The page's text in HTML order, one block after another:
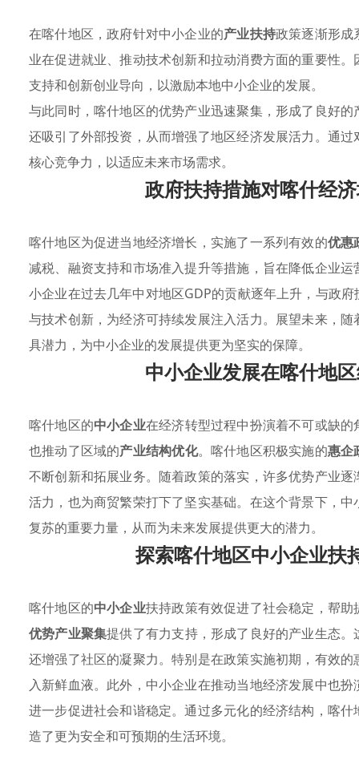
在喀什地区，政府针对中小企业的产业扶持政策逐渐形成
业在促进就业、推动技术创新和拉动消费方面的重要性
支持和创新创业导向，以激励本地中小企业的发展。
与此同时，喀什地区的优势产业迅速聚集，形成了良好
还吸引了外部投资，从而增强了地区经济发展活力。通
核心竞争力，以适应未来市场需求。
政府扶持措施对喀什经
喀什地区为促进当地经济增长，实施了一系列有效的优惠
减税、融资支持和市场准入提升等措施，旨在降低企业
小企业在过去几年中对地区GDP的贡献逐年上升，与政
与技术创新，为经济可持续发展注入活力。展望未来，
具潜力，为中小企业的发展提供更为坚实的保障。
中小企业发展在喀什地
喀什地区的中小企业在经济转型过程中扮演着不可或缺
也推动了区域的产业结构优化。喀什地区积极实施的惠企
不断创新和拓展业务。随着政策的落实，许多优势产业
活力，也为商贸繁荣打下了坚实基础。在这个背景下，
复苏的重要力量，从而为未来发展提供更大的潜力。
探索喀什地区中小企业扶
喀什地区的中小企业扶持政策有效促进了社会稳定，帮
优势产业聚集提供了有力支持，形成了良好的产业生态
还增强了社区的凝聚力。特别是在政策实施初期，有效
入新鲜血液。此外，中小企业在推动当地经济发展中也
进一步促进社会和谐稳定。通过多元化的经济结构，喀
造了更为安全和可预期的生活环境。